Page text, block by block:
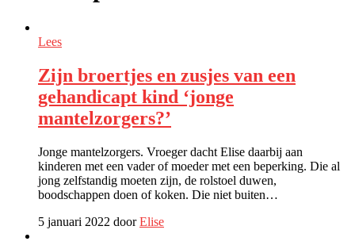
Lees
Zijn broertjes en zusjes van een
gehandicapt kind ‘jonge
mantelzorgers?’
Jonge mantelzorgers. Vroeger dacht Elise daarbij aan
kinderen met een vader of moeder met een beperking. Die al
jong zelfstandig moeten zijn, de rolstoel duwen,
boodschappen doen of koken. Die niet buiten…
5 januari 2022 doorElise